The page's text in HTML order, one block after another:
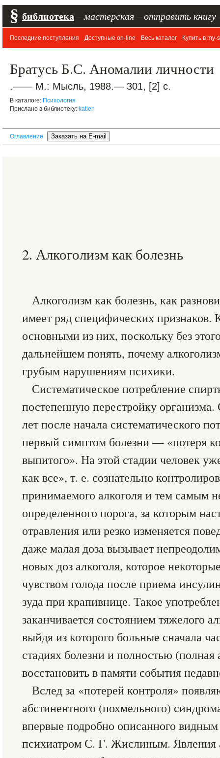
§ библиотека мастерская отправить книгу
Последние поступления Доступные on-line Весь каталог Купить в my-
Братусь Б.С. Аномалии личности
.—— М.: Мысль, 1988.— 301, [2] с.
В каталоге: Психология
Прислано в библиотеку: katlen
Оглавление
2. Алкоголизм как болезнь
Алкоголизм как болезнь, как
имеет ряд специфических признаков.
основными из них, поскольку без
дальнейшем понять, почему
грубым нарушениям психики.
Систематическое потребление
постепенную перестройку
лет после начала систематического
первый симптом болезни — «потеря
выпитого». На этой стадии человек
как все», т. е. сознательно
принимаемого алкоголя и тем самым
определенного порога, за которым
отравления или резко изменяется
даже малая доза вызывает
новых доз алкоголя, которое
чувством голода после приема
зуда при крапивнице. Такое
заканчивается состоянием тяжелого
выйдя из которого больные сначала
стадиях болезни и полностью (полная
восстановить в памяти события
Вслед за «потерей контроля»
абстинентного (похмельного)
впервые подробно описанного
психиатром С. Г. Жислиным. Явления